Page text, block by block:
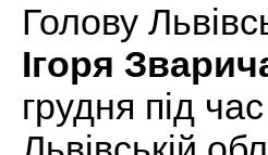
Голову
Ігоря
грудня під